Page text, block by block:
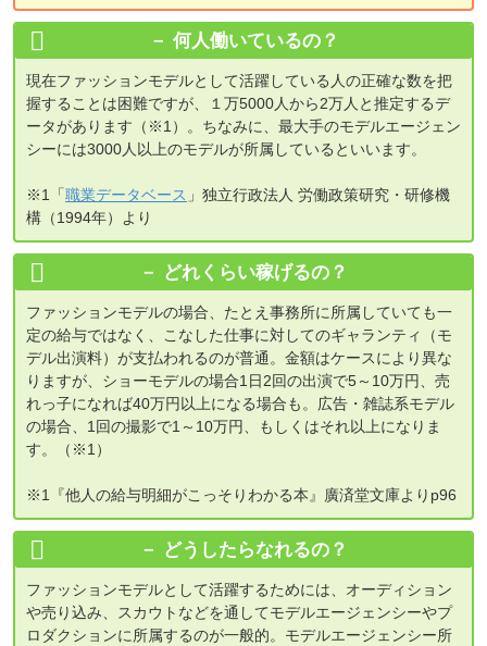
何人働いているの？
現在ファッションモデルとして活躍している人の正確な数を把
握することは困難ですが、１万5000人から2万人と推定するデ
ータがあります（※1）。ちなみに、最大手のモデルエージェン
シーには3000人以上のモデルが所属しているといいます。
※1「職業データベース 」独立行政法人 労働政策研究・研修機
構（1994年）より
どれくらい稼げるの？
ファッションモデルの場合、たとえ事務所に所属していても一
定の給与ではなく、こなした仕事に対してのギャランティ（モ
デル出演料）が支払われるのが普通。金額はケースにより異な
りますが、ショーモデルの場合1日2回の出演で5～10万円、売
れっ子になれば40万円以上になる場合も。広告・雑誌系モデル
の場合、1回の撮影で1～10万円、もしくはそれ以上になりま
す。（※1）
※1『他人の給与明細がこっそりわかる本』廣済堂文庫よりp96
どうしたらなれるの？
ファッションモデルとして活躍するためには、オーディション
や売り込み、スカウトなどを通してモデルエージェンシーやプ
ロダクションに所属するのが一般的。モデルエージェンシー所